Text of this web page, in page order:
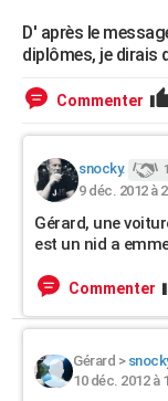
D' après le
diplômes, je dirais
Commenter
snocky.
9 déc. 2012 à
Gérard, une
est un nid a
Commenter
Gérard >
10 déc. 2012 à